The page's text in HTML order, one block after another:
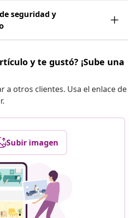
seguridad y
y te gustó? ¡Sube una
a otros clientes. Usa el enlace de
Subir imagen